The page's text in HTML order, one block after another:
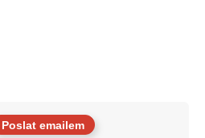
Poslat emailem